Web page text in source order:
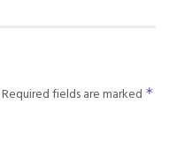
Required fields are marked *